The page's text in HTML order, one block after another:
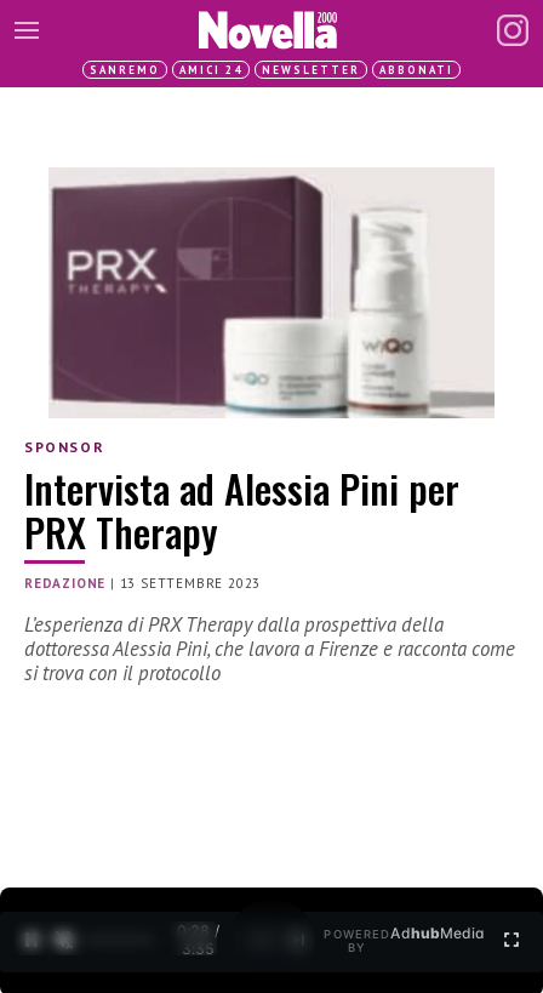
SANREMO AMICI 24 NEWSLETTER ABBONATI
SPONSOR
Intervista ad Alessia Pini per
PRX Therapy
REDAZIONE | 13 SETTEMBRE 2023
L’esperienza di PRX Therapy dalla prospettiva della
dottoressa Alessia Pini, che lavora a Firenze e racconta come
si trova con il protocollo
0:29 /
3:35
POWERED
BY
AdhubMedia